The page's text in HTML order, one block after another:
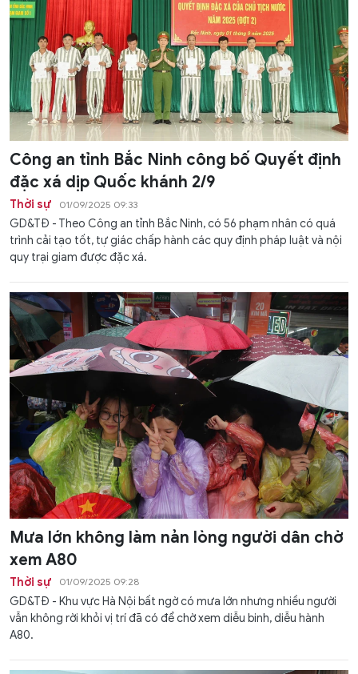
Công an tỉnh Bắc Ninh công bố Quyết định
đặc xá dịp Quốc khánh 2/9
Thời sự 01/09/2025 09:33
GD&TĐ - Theo Công an tỉnh Bắc Ninh, có 56 phạm nhân có quá
trình cải tạo tốt, tự giác chấp hành các quy định pháp luật và nội
quy trại giam được đặc xá.
Mưa lớn không làm nản lòng người dân chờ
xem A80
Thời sự 01/09/2025 09:28
GD&TĐ - Khu vực Hà Nội bất ngờ có mưa lớn nhưng nhiều người
vẫn không rời khỏi vị trí đã có để chờ xem diễu binh, diễu hành
A80.